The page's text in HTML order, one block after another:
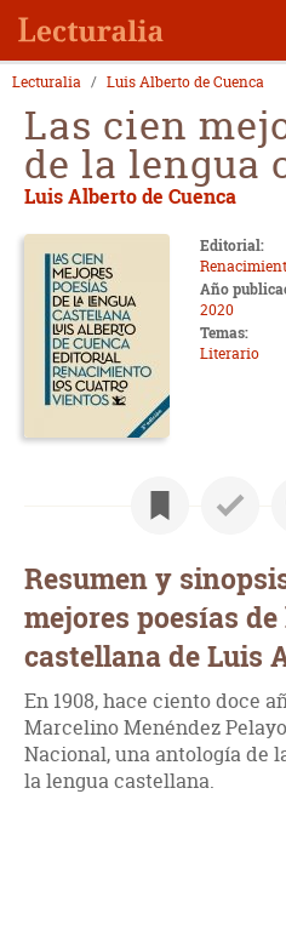
Lecturalia Luis Alberto de Cuenca
Las cien
de la lengua
Luis Alberto de Cuenca
Editorial:
Año
2020
Temas:
Literario
Resumen y
mejores poesías
castellana de Luis
En 1908, hace ciento doce
Marcelino Menéndez
Nacional, una antología de
la lengua castellana.